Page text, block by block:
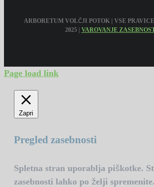
ARBORETUM VOLČJI POTOK | VSE
2025 | VAROVANJE
Page load link
Zapri
Pregled zasebnosti
Spletna stran uporablja piškotke.
zasebnosti lahko po želji